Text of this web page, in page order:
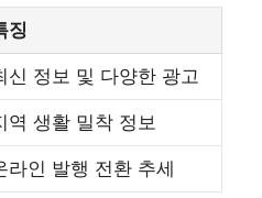
징
신 정보 및 다양한 광고
역 생활 밀착 정보
라인 발행 전환 추세